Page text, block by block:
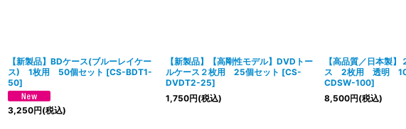
【新製品】BDケース(ブルーレイケー
ス) 1枚用 50個セット [CS-BDT1-
50]
3,250円(税込)
【新製品】【高剛性モデル】DVDトー
ルケース２枚用 25個セット [CS-
DVDT2-25]
1,750円(税込)
【高品質／日本製
ス 2枚用 透明
CDSW-100]
8,500円(税込)